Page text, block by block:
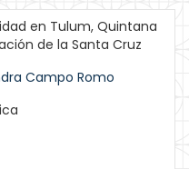
en Tulum, Quintana
de la Santa Cruz
Campo Romo